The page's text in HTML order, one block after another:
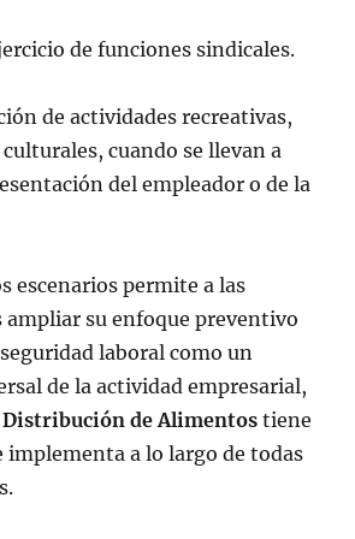
de funciones sindicales.
de actividades recreativas,
cuando se llevan a
del empleador o de la
escenarios permite a las
ampliar su enfoque preventivo
laboral como un
de la actividad empresarial,
Distribución de Alimentos tiene
implementa a lo largo de todas